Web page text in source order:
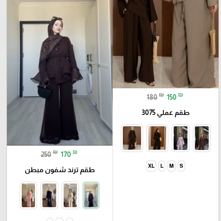
180 ₪ 150 ₪
طقم عملي 3075
S
M
L
XL
250 ₪ 170 ₪
طقم ترند شفون مبطن